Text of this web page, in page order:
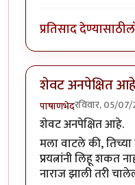
प्रतिसाद देण्यासाठी
शेवट अनपेक्षित
पाषाणभेदरविवार, 05/
शेवट अनपेक्षित आहे.
मला वाटले की,
प्रयत्नांनी लिहू शकत
नाराज झाली तरी